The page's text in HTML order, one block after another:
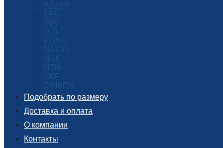
ASAHI
FAG
INA
IKO
KOYO
NACHI
NSK
NTN
SKF
TIMKEN
Подобрать по размеру
Доставка и оплата
О компании
Контакты